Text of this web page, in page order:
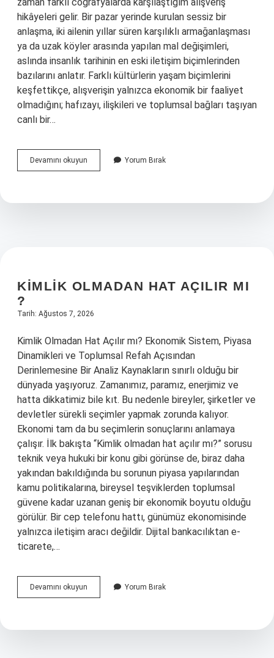
hikâyeleri gelir. Bir pazar yerinde kurulan sessiz bir
anlaşma, iki ailenin yıllar süren karşılıklı armağanlaşması
ya da uzak köyler arasında yapılan mal değişimleri,
aslında insanlık tarihinin en eski iletişim biçimlerinden
bazılarını anlatır. Farklı kültürlerin yaşam biçimlerini
keşfettikçe, alışverişin yalnızca ekonomik bir faaliyet
olmadığını; hafızayı, ilişkileri ve toplumsal bağları taşıyan
canlı bir…
Devamını okuyun
nedir
Yorum Bırak
KIMLIK OLMADAN HAT AÇILIR MI
?
Tarih: Ağustos 7, 2026
Kimlik Olmadan Hat Açılır mı? Ekonomik Sistem, Piyasa
Dinamikleri ve Toplumsal Refah Açısından
Derinlemesine Bir Analiz Kaynakların sınırlı olduğu bir
dünyada yaşıyoruz. Zamanımız, paramız, enerjimiz ve
hatta dikkatimiz bile kıt. Bu nedenle bireyler, şirketler ve
devletler sürekli seçimler yapmak zorunda kalıyor.
Ekonomi tam da bu seçimlerin sonuçlarını anlamaya
çalışır. İlk bakışta “Kimlik olmadan hat açılır mı?” sorusu
teknik veya hukuki bir konu gibi görünse de, biraz daha
yakından bakıldığında bu sorunun piyasa yapılarından
kamu politikalarına, bireysel teşviklerden toplumsal
güvene kadar uzanan geniş bir ekonomik boyutu olduğu
görülür. Bir cep telefonu hattı, günümüz ekonomisinde
yalnızca iletişim aracı değildir. Dijital bankacılıktan e-
ticarete,…
Devamını okuyun
olmadan
mı
Yorum Bırak